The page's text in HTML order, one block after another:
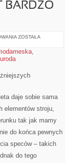
BARDZO
MODA
REALIACH,
RZECZĄ
ZOSTAŁA
,
uroda
daje sobie sama
elementów stroju,
tak jak mamy
do końca pewnych
speców – takich
do tego